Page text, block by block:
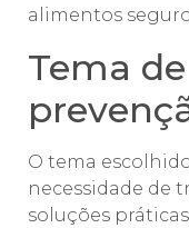
alimentos
Tema
O tema
necessidade de
soluções